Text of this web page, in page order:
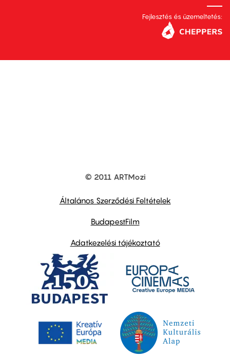
Fejlesztés és üzemeltetés:
© 2011 ARTMozi
Általános Szerződési Feltételek
BudapestFilm
Adatkezelési tájékoztató